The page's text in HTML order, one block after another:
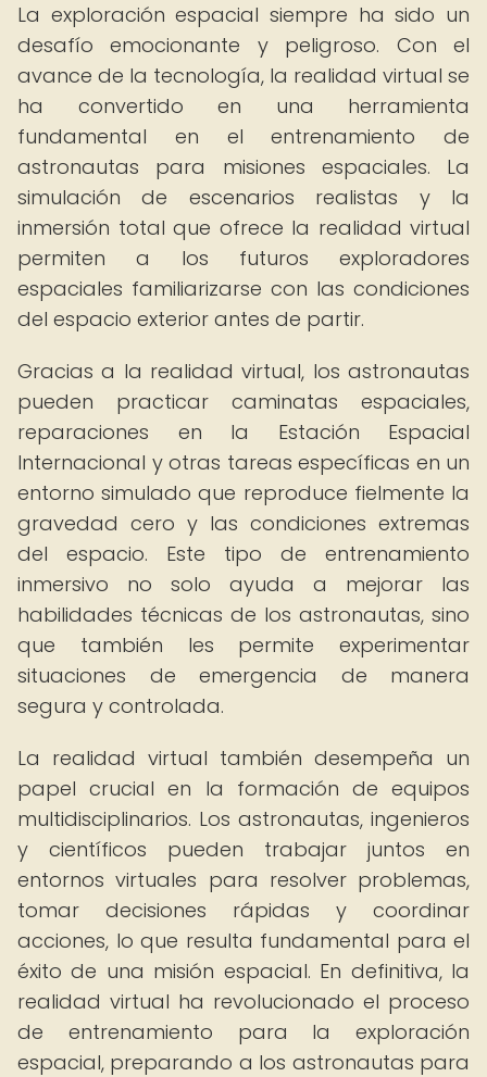
La exploración espacial siempre ha sido un
desafío emocionante y peligroso. Con el
avance de la tecnología, la realidad virtual se
ha convertido en una herramienta
fundamental en el entrenamiento de
astronautas para misiones espaciales. La
simulación de escenarios realistas y la
inmersión total que ofrece la realidad virtual
permiten a los futuros exploradores
espaciales familiarizarse con las condiciones
del espacio exterior antes de partir.
Gracias a la realidad virtual, los astronautas
pueden practicar caminatas espaciales,
reparaciones en la Estación Espacial
Internacional y otras tareas específicas en un
entorno simulado que reproduce fielmente la
gravedad cero y las condiciones extremas
del espacio. Este tipo de entrenamiento
inmersivo no solo ayuda a mejorar las
habilidades técnicas de los astronautas, sino
que también les permite experimentar
situaciones de emergencia de manera
segura y controlada.
La realidad virtual también desempeña un
papel crucial en la formación de equipos
multidisciplinarios. Los astronautas, ingenieros
y científicos pueden trabajar juntos en
entornos virtuales para resolver problemas,
tomar decisiones rápidas y coordinar
acciones, lo que resulta fundamental para el
éxito de una misión espacial. En definitiva, la
realidad virtual ha revolucionado el proceso
de entrenamiento para la exploración
espacial, preparando a los astronautas para